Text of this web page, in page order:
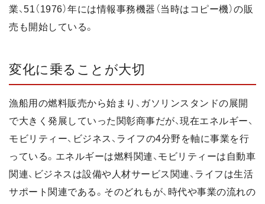
業、51（1976）年には情報事務機器（当時はコピー機）の販
売も開始している。
変化に乗ることが大切
漁船用の燃料販売から始まり、ガソリンスタンドの展開
で大きく発展していった関彰商事だが、現在エネルギー、
モビリティー、ビジネス、ライフの4分野を軸に事業を行
っている。エネルギーは燃料関連、モビリティーは自動車
関連、ビジネスは設備や人材サービス関連、ライフは生活
サポート関連である。そのどれもが、時代や事業の流れの